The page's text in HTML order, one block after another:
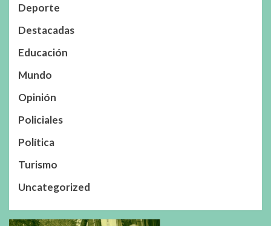
Deporte
Destacadas
Educación
Mundo
Opinión
Policiales
Política
Turismo
Uncategorized